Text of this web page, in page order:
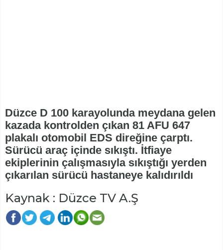
Düzce D 100 karayolunda meydana gelen
kazada kontrolden çıkan 81 AFU 647
plakalı otomobil EDS direğine çarptı.
Sürücü araç içinde sıkıştı. İtfiaye
ekiplerinin çalışmasıyla sıkıştığı yerden
çıkarılan sürücü hastaneye kalıdırıldı
Kaynak : Düzce TV A.Ş